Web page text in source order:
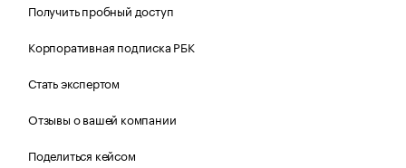
Получить пробный доступ
Корпоративная подписка РБК
Стать экспертом
Отзывы о вашей компании
Поделиться кейсом